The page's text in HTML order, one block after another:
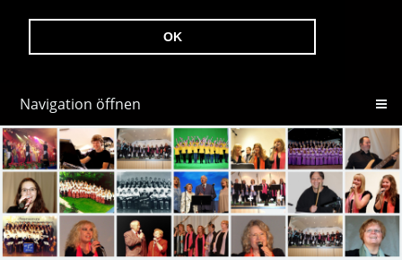
OK
Navigation öffnen